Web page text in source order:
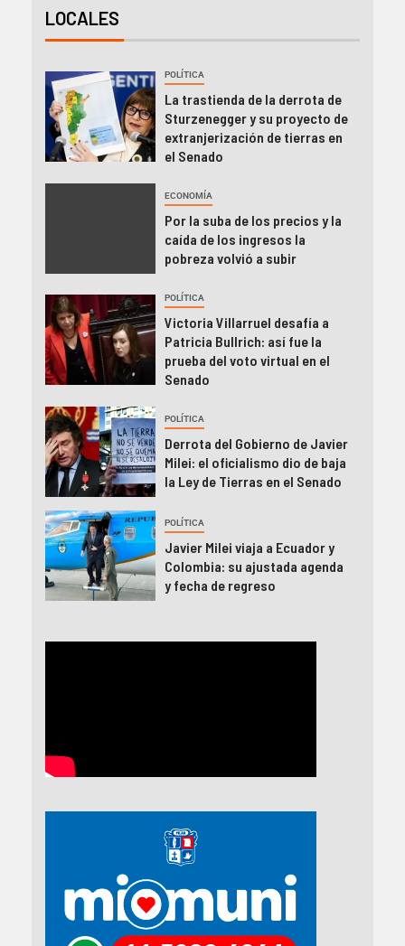
LOCALES
POLÍTICA
La trastienda de la derrota de
Sturzenegger y su proyecto de
extranjerización de tierras en
el Senado
ECONOMÍA
Por la suba de los precios y la
caída de los ingresos la
pobreza volvió a subir
POLÍTICA
Victoria Villarruel desafía a
Patricia Bullrich: así fue la
prueba del voto virtual en el
Senado
POLÍTICA
Derrota del Gobierno de Javier
Milei: el oficialismo dio de baja
la Ley de Tierras en el Senado
POLÍTICA
Javier Milei viaja a Ecuador y
Colombia: su ajustada agenda
y fecha de regreso